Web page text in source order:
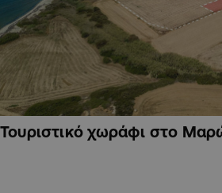
Τουριστικό χωράφι στο